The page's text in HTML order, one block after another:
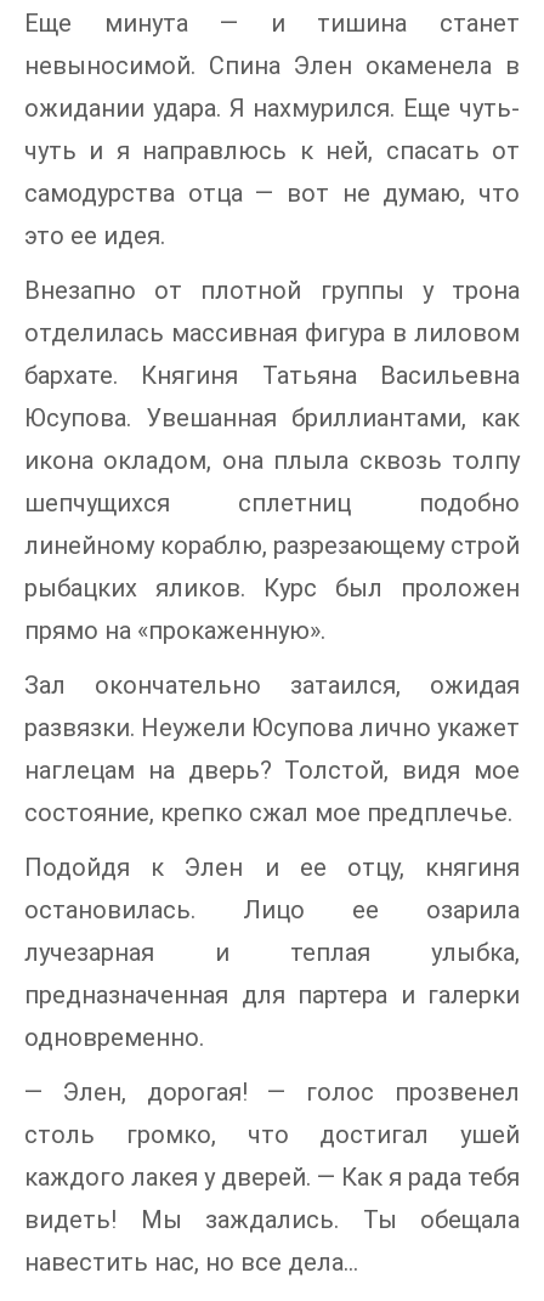
Еще минута — и тишина станет
невыносимой. Спина Элен окаменела в
ожидании удара. Я нахмурился. Еще чуть-
чуть и я направлюсь к ней, спасать от
самодурства отца — вот не думаю, что
это ее идея.
Внезапно от плотной группы у трона
отделилась массивная фигура в лиловом
бархате. Княгиня Татьяна Васильевна
Юсупова. Увешанная бриллиантами, как
икона окладом, она плыла сквозь толпу
шепчущихся сплетниц подобно
линейному кораблю, разрезающему строй
рыбацких яликов. Курс был проложен
прямо на «прокаженную».
Зал окончательно затаился, ожидая
развязки. Неужели Юсупова лично укажет
наглецам на дверь? Толстой, видя мое
состояние, крепко сжал мое предплечье.
Подойдя к Элен и ее отцу, княгиня
остановилась. Лицо ее озарила
лучезарная и теплая улыбка,
предназначенная для партера и галерки
одновременно.
— Элен, дорогая! — голос прозвенел
столь громко, что достигал ушей
каждого лакея у дверей. — Как я рада тебя
видеть! Мы заждались. Ты обещала
навестить нас, но все дела…